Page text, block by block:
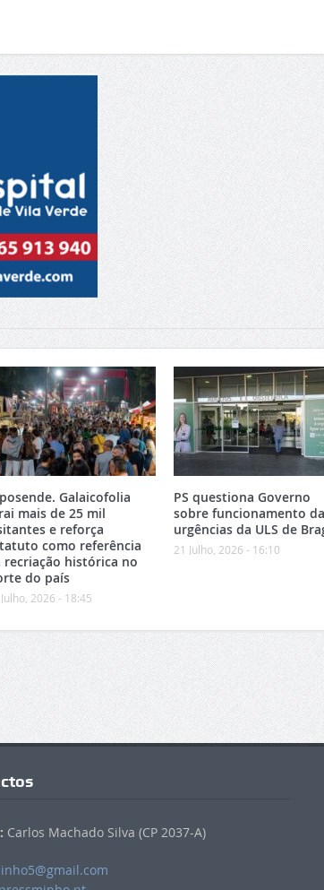
Galaicofolia
mais de 25 mil
e reforça
como referência
recriação histórica no
do país
2026 - 18:45
PS questiona Governo
sobre funcionamento
urgências da ULS de
21 Julho, 2026 - 16:10
Carlos Machado Silva (CP 2037-A)